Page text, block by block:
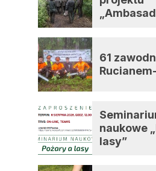
61
naukowe
lasy”